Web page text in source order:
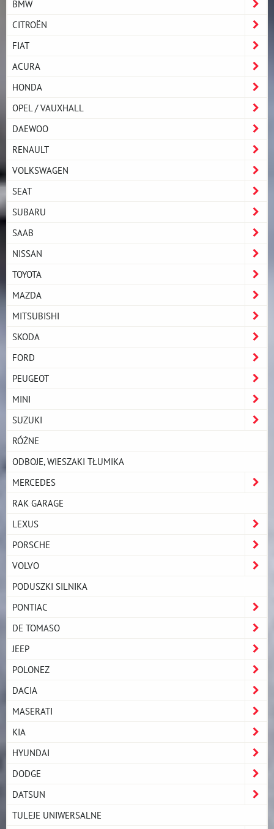
BMW
CITROËN
FIAT
ACURA
HONDA
OPEL / VAUXHALL
DAEWOO
RENAULT
VOLKSWAGEN
SEAT
SUBARU
SAAB
NISSAN
TOYOTA
MAZDA
MITSUBISHI
SKODA
FORD
PEUGEOT
MINI
SUZUKI
RÓŻNE
ODBOJE, WIESZAKI TŁUMIKA
MERCEDES
RAK GARAGE
LEXUS
PORSCHE
VOLVO
PODUSZKI SILNIKA
PONTIAC
DE TOMASO
JEEP
POLONEZ
DACIA
MASERATI
KIA
HYUNDAI
DODGE
DATSUN
TULEJE UNIWERSALNE